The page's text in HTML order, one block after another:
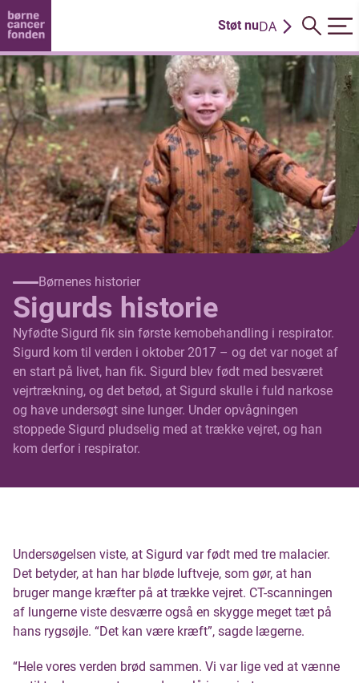
Støt nuDA
Børnenes historier
Sigurds historie
Nyfødte Sigurd fik sin første kemobehandling i respirator.
Sigurd kom til verden i oktober 2017 – og det var noget af
en start på livet, han fik. Sigurd blev født med besværet
vejrtrækning, og det betød, at Sigurd skulle i fuld narkose
og have undersøgt sine lunger. Under opvågningen
stoppede Sigurd pludselig med at trække vejret, og han
kom derfor i respirator.
Undersøgelsen viste, at Sigurd var født med tre malacier.
Det betyder, at han har bløde luftveje, som gør, at han
bruger mange kræfter på at trække vejret. CT-scanningen
af lungerne viste desværre også en skygge meget tæt på
hans rygsøjle. “Det kan være kræft”, sagde lægerne.
“Hele vores verden brød sammen. Vi var lige ved at vænne